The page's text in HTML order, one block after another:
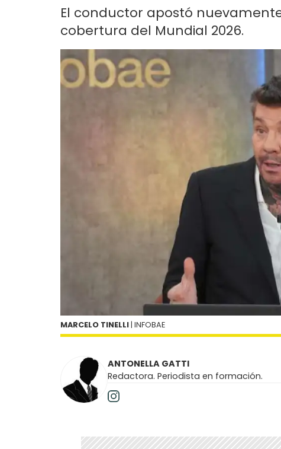
El conductor apostó
cobertura del Mundial 2026.
MARCELO TINELLI | INFOBAE
ANTONELLA GATTI
Redactora. Periodista en formación.